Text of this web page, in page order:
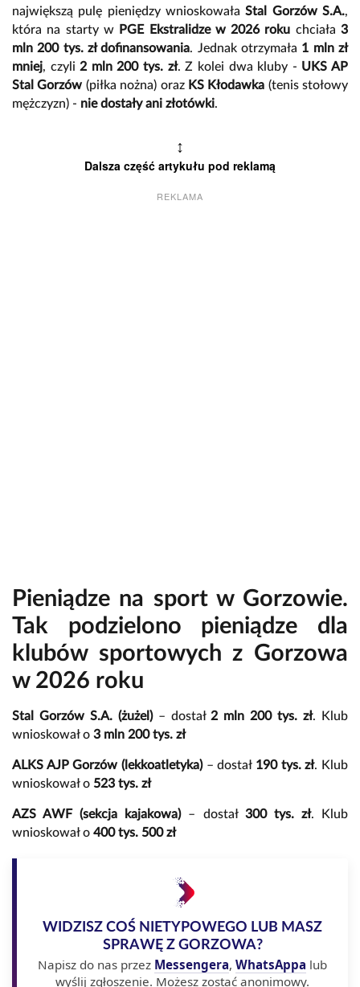
największą pulę pieniędzy wnioskowałaStal Gorzów S.A.,
która na starty w PGE Ekstralidze w 2026 roku chciała3
mln 200 tys. zł dofinansowania. Jednak otrzymała 1 mln zł
mniej, czyli2 mln 200 tys. zł. Z kolei dwa kluby - UKS AP
Stal Gorzów (piłka nożna) oraz KS Kłodawka (tenis stołowy
mężczyzn) - nie dostały ani złotówki.
↕
Dalsza część artykułu pod reklamą
REKLAMA
Pieniądze na sport w Gorzowie.
Tak podzielono pieniądze dla
klubów sportowych z Gorzowa
w 2026 roku
Stal Gorzów S.A. (żużel)– dostał2 mln 200 tys. zł. Klub
wnioskował o 3 mln 200 tys. zł
ALKS AJP Gorzów (lekkoatletyka)– dostał 190 tys. zł. Klub
wnioskował o 523 tys. zł
AZS AWF (sekcja kajakowa)– dostał 300 tys. zł. Klub
wnioskował o 400 tys. 500 zł
WIDZISZ COŚ NIETYPOWEGO LUB MASZ
SPRAWĘ Z GORZOWA?
Napisz do nas przez Messengera, WhatsAppa lub
wyślij zgłoszenie. Możesz zostać anonimowy.